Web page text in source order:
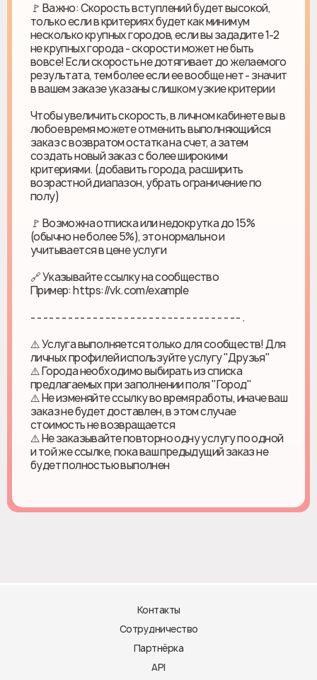
🚩 Важно: Скорость вступлений будет высокой,
только если в критериях будет как минимум
несколько крупных городов, если вы зададите 1-2
не крупных города - скорости может не быть
вовсе! Если скорость не дотягивает до желаемого
результата, тем более если ее вообще нет - значит
в вашем заказе указаны слишком узкие критерии
Чтобы увеличить скорость, в личном кабинете вы в
любое время можете отменить выполняющийся
заказ с возвратом остатка на счет, а затем
создать новый заказ с более широкими
критериями. (добавить города, расширить
возрастной диапазон, убрать ограничение по
полу)
🚩 Возможна отписка или недокрутка до 15%
(обычно не более 5%), это нормально и
учитывается в цене услуги
🔗 Указывайте ссылку на сообщество
Пример: https://vk.com/example
- - - - - - - - - - - - - - - - - - - - - - - - - - - - - - - - - - .
⚠️ Услуга выполняется только для сообществ! Для
личных профилей используйте услугу "Друзья"
⚠️ Города необходимо выбирать из списка
предлагаемых при заполнении поля "Город"
⚠️ Не изменяйте ссылку во время работы, иначе ваш
заказ не будет доставлен, в этом случае
стоимость не возвращается
⚠️ Не заказывайте повторно одну услугу по одной
и той же ссылке, пока ваш предыдущий заказ не
будет полностью выполнен
Контакты
Сотрудничество
Партнёрка
API